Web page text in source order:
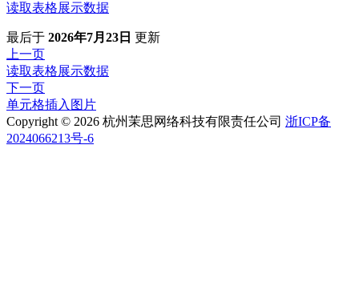
读取表格展示数据
最后于 2026年7月23日 更新
上一页
读取表格展示数据
下一页
单元格插入图片
Copyright © 2026 杭州茉思网络科技有限责任公司 浙ICP备
2024066213号-6